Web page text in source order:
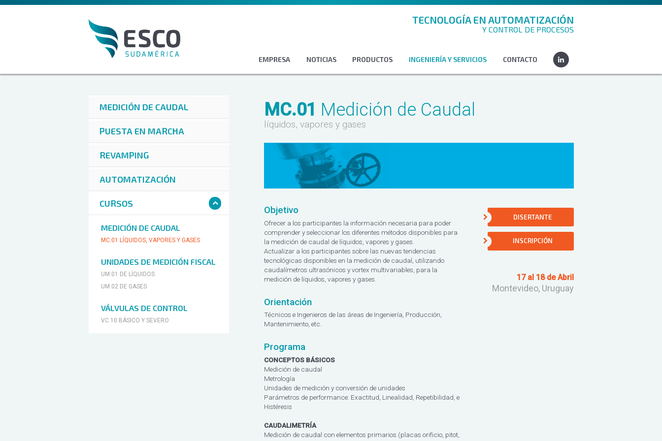
ESCO Sudamérica
TECNOLOGÍA EN AUTOMATIZACIÓN
Y CONTROL DE PROCESOS
EMPRESA NOTICIAS PRODUCTOS INGENIERÍA Y SERVICIOS CONTACTO
MEDICIÓN DE CAUDAL
PUESTA EN MARCHA
REVAMPING
AUTOMATIZACIÓN
CURSOS
MEDICIÓN DE CAUDAL
MC.01 LÍQUIDOS, VAPORES Y GASES
UNIDADES DE MEDICIÓN FISCAL
UM.01
DE LÍQUIDOS
UM.02 DE GASES
VÁLVULAS DE CONTROL
VC.10 BÁSICO Y SEVERO
MC.01 Medición de Caudal
líquidos, vapores y gases
DISERTANTE
INSCRIPCIÓN
17 al 18 de Abril
Montevideo, Uruguay
Objetivo
Ofrecer a los participantes la información necesaria para poder
comprender y seleccionar los diferentes métodos disponibles para
la medición de caudal de líquidos, vapores y gases.
Actualizar a los participantes sobre las nuevas tendencias
tecnológicas disponibles en la medición de caudal, utilizando
caudalímetros ultrasónicos y vortex multivariables, para la
medición de líquidos, vapores y gases.
Orientación
Técnicos e Ingenieros de las áreas de Ingeniería, Producción,
Mantenimiento, etc.
Programa
CONCEPTOS BÁSICOS
Medición de caudal
Metrología
Unidades de medición y conversión de unidades
Parámetros de performance: Exactitud, Linealidad, Repetibilidad, e
Histéresis
CAUDALIMETRÍA
Medición de caudal con elementos primarios (placas orificio, pitot,